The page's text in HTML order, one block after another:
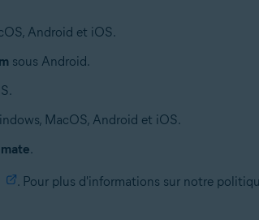
Android et iOS.
sous Android.
MacOS, Android et iOS.
.
. Pour plus d'informations sur notre